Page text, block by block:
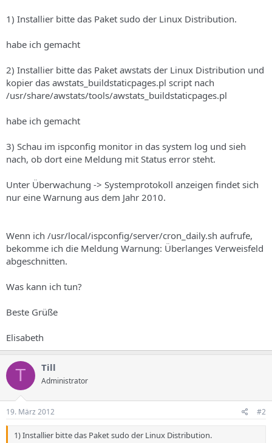
1) Installier bitte das Paket sudo der Linux Distribution.
habe ich gemacht
2) Installier bitte das Paket awstats der Linux Distribution und
kopier das awstats_buildstaticpages.pl script nach
/usr/share/awstats/tools/awstats_buildstaticpages.pl
habe ich gemacht
3) Schau im ispconfig monitor in das system log und sieh
nach, ob dort eine Meldung mit Status error steht.
Unter Überwachung -> Systemprotokoll anzeigen findet sich
nur eine Warnung aus dem Jahr 2010.
Wenn ich /usr/local/ispconfig/server/cron_daily.sh aufrufe,
bekomme ich die Meldung Warnung: Überlanges Verweisfeld
abgeschnitten.
Was kann ich tun?
Beste Grüße
Elisabeth
T Till
Administrator
19. März 2012 #2
1) Installier bitte das Paket sudo der Linux Distribution.